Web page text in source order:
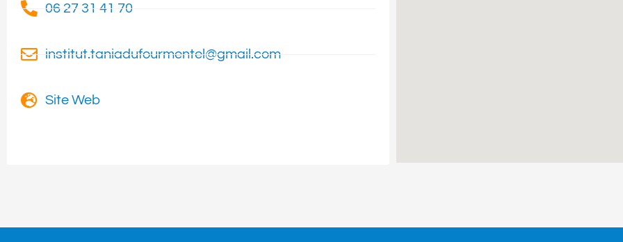
06 27 31 41 70
institut.taniadufourmentel@gmail.com
Site Web